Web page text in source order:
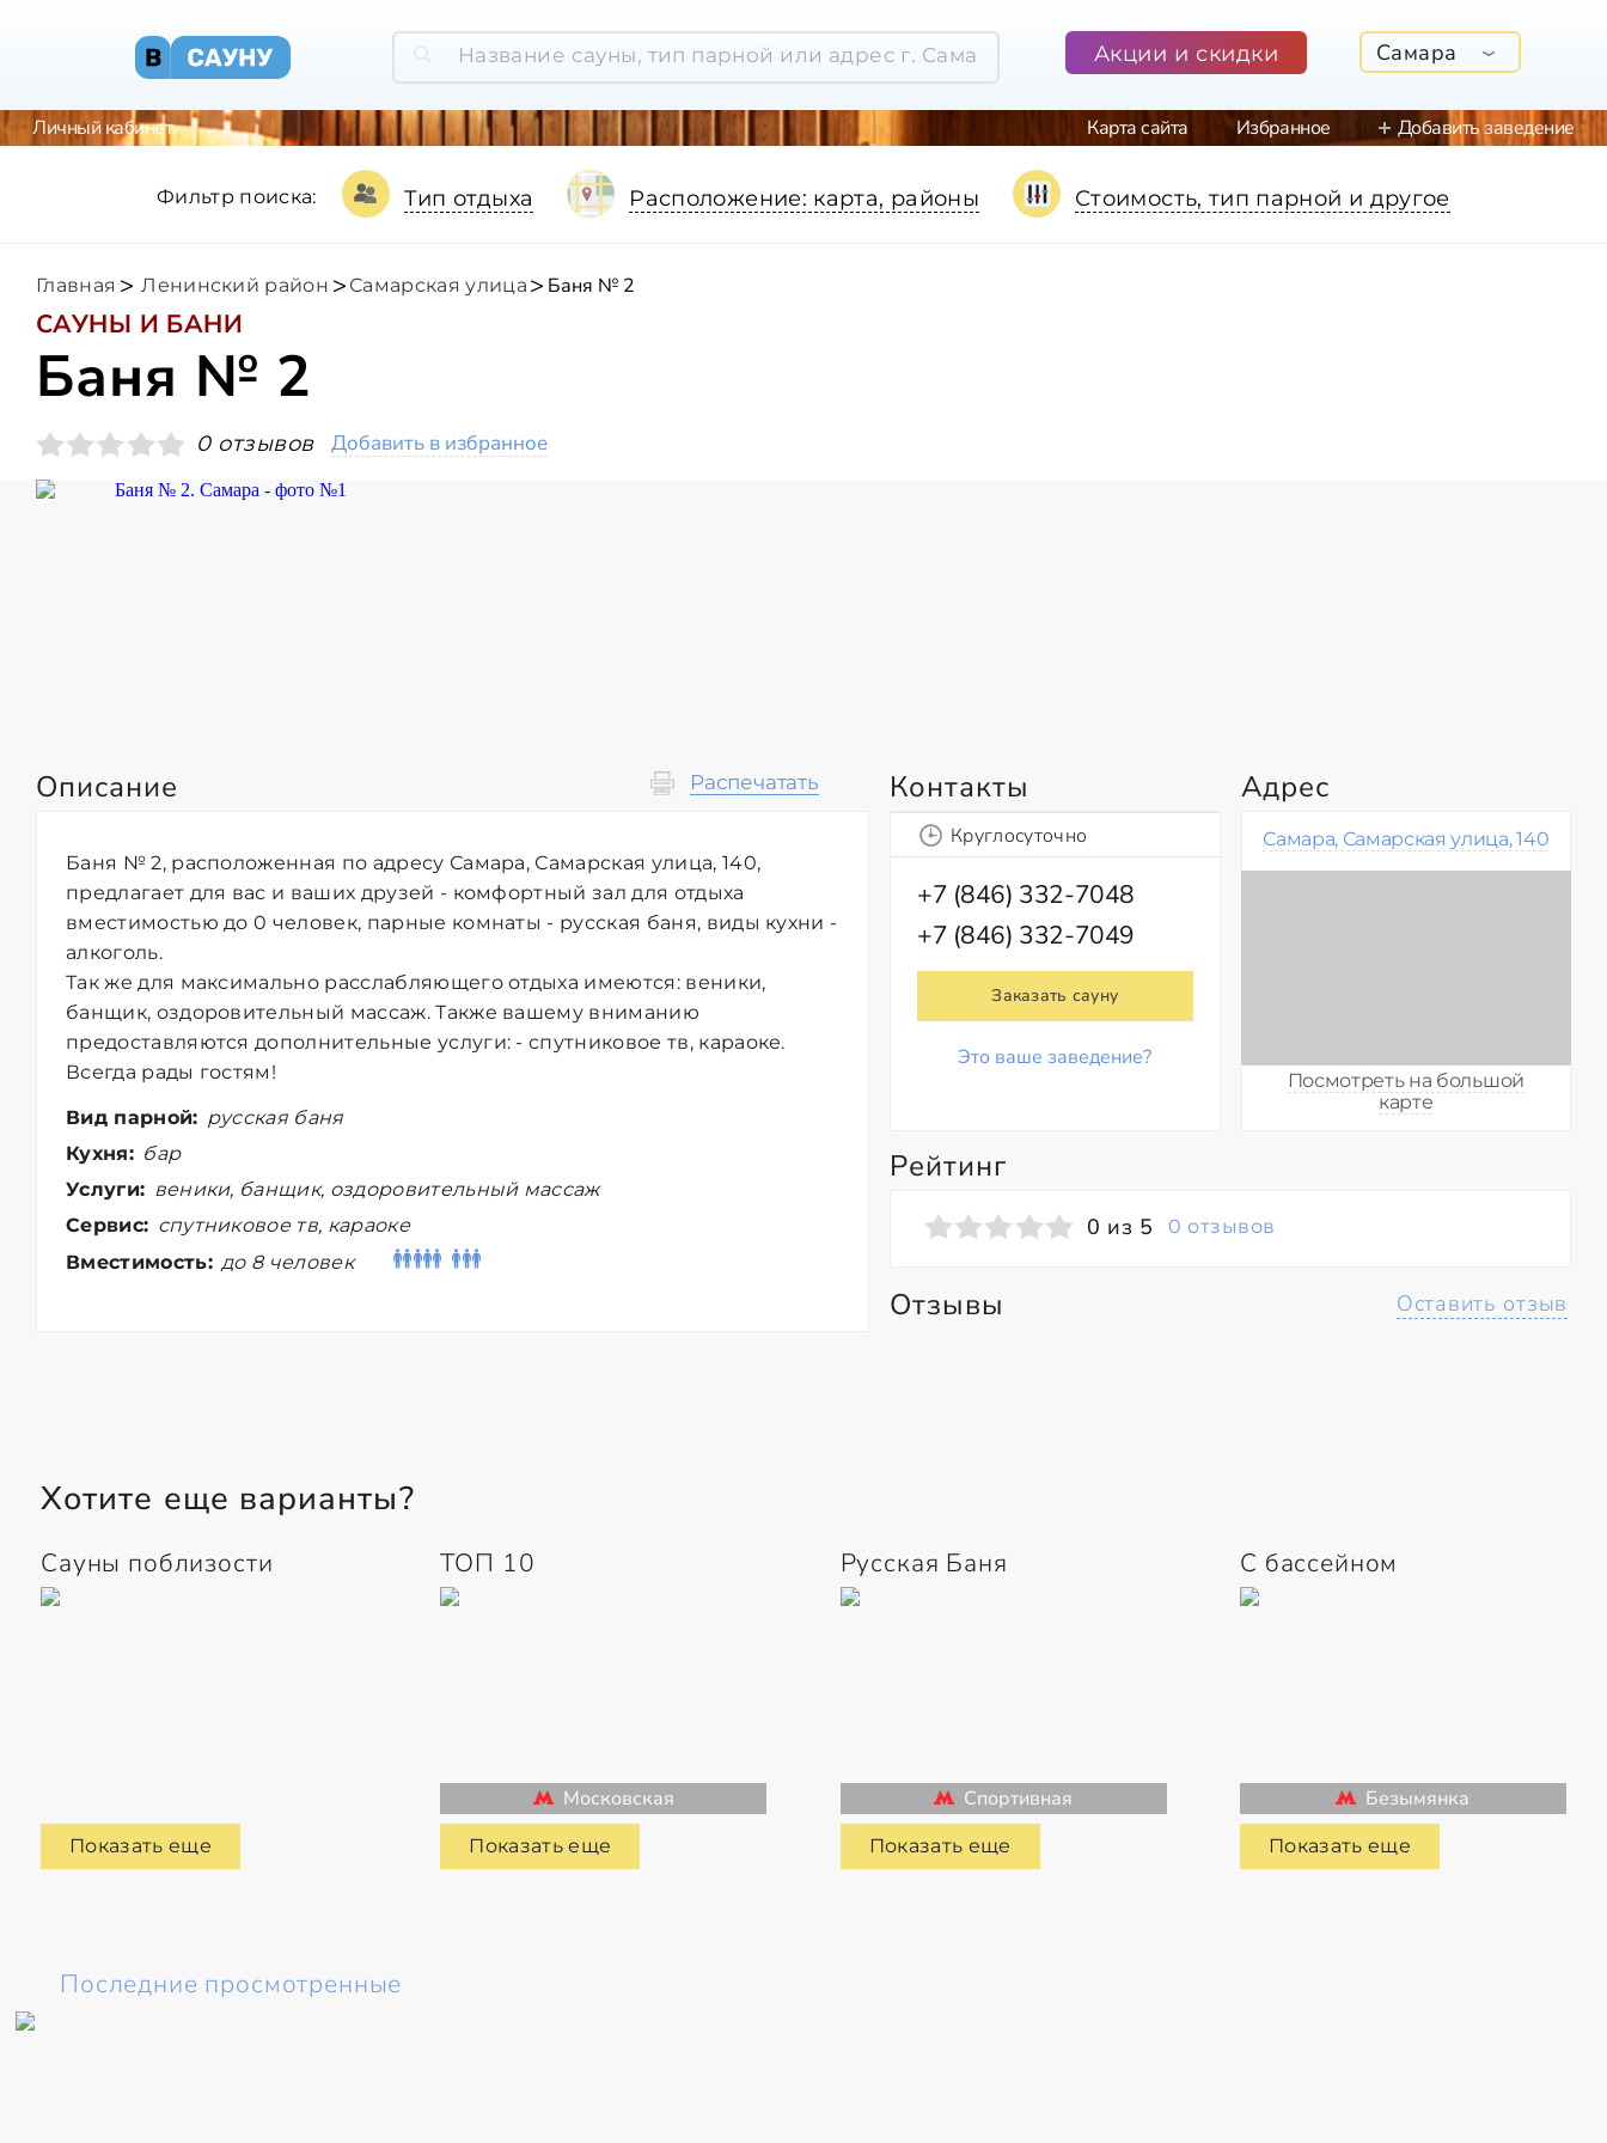
Акции и скидки Самара
Личный кабинет Карта сайта Избранное Добавить заведение
Фильтр поиска: Тип отдыха Расположение: карта, районы Стоимость, тип парной и другое
Главная Ленинский район Самарская улица Баня № 2
САУНЫ И БАНИ
Баня № 2
0 отзывов Добавить в избранное
Описание Распечатать
Баня № 2, расположенная по адресу Самара, Самарская улица, 140,
предлагает для вас и ваших друзей - комфортный зал для отдыха
вместимостью до 0 человек, парные комнаты - русская баня, виды кухни -
алкоголь.
Так же для максимально расслабляющего отдыха имеются: веники,
банщик, оздоровительный массаж. Также вашему вниманию
предоставляются дополнительные услуги: - спутниковое тв, караоке.
Всегда рады гостям!
Вид парной: русская баня
Кухня: бар
Услуги: веники, банщик, оздоровительный массаж
Сервис: спутниковое тв, караоке
Вместимость: до 8 человек
Контакты
Круглосуточно
+7 (846) 332-7048
+7 (846) 332-7049
Заказать сауну
Это ваше заведение?
Адрес
Самара, Самарская улица, 140
Посмотреть на большой
карте
Рейтинг
0 из 5 0 отзывов
Отзывы Оставить отзыв
Хотите еще варианты?
Сауны поблизости
Показать еще
ТОП 10
Московская
Показать еще
Русская Баня
Спортивная
Показать еще
С бассейном
Безымянка
Показать еще
Последние просмотренные